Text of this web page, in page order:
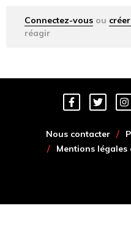
Connectez-vous ou
réagir
Nous contacter
Mentions légales